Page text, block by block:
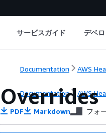
サービスガイド デベ
Documentation AWS
Documentation AWS
Overrides
PDF Markdown フォ